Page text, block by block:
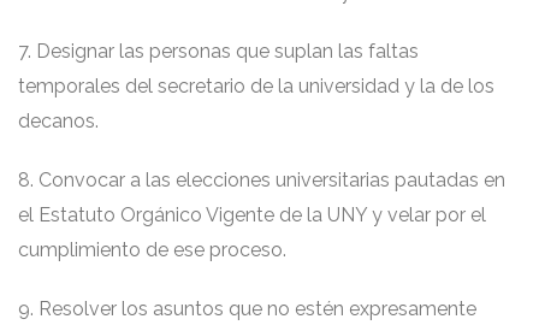
7. Designar las personas que suplan las faltas
temporales del secretario de la universidad y la de los
decanos.
8. Convocar a las elecciones universitarias pautadas en
el Estatuto Orgánico Vigente de la UNY y velar por el
cumplimiento de ese proceso.
9. Resolver los asuntos que no estén expresamente